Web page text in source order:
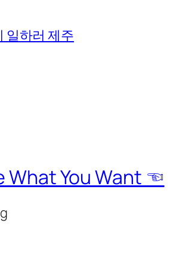
일하러 제주
What You Want ☜